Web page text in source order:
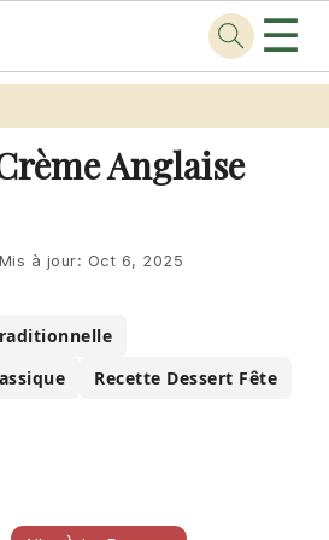
.pro ☰
Anglaise
Mis à jour: Oct 6, 2025
Recette Dessert Fête